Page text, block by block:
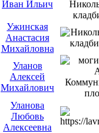
Иван Ильич
Ужинская
Анастасия
Михайловна
Уланов
Алексей
Михайлович
Уланова
Любовь
Алексеевна